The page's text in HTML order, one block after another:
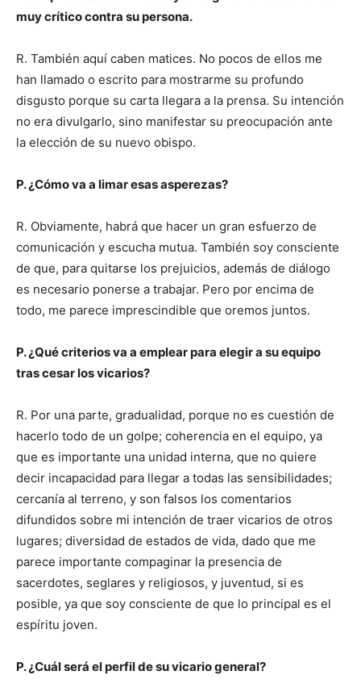
muy crítico contra su persona.
R. También aquí caben matices. No pocos de ellos me
han llamado o escrito para mostrarme su profundo
disgusto porque su carta llegara a la prensa. Su intención
no era divulgarlo, sino manifestar su preocupación ante
la elección de su nuevo obispo.
P. ¿Cómo va a limar esas asperezas?
R. Obviamente, habrá que hacer un gran esfuerzo de
comunicación y escucha mutua. También soy consciente
de que, para quitarse los prejuicios, además de diálogo
es necesario ponerse a trabajar. Pero por encima de
todo, me parece imprescindible que oremos juntos.
P. ¿Qué criterios va a emplear para elegir a su equipo
tras cesar los vicarios?
R. Por una parte, gradualidad, porque no es cuestión de
hacerlo todo de un golpe; coherencia en el equipo, ya
que es importante una unidad interna, que no quiere
decir incapacidad para llegar a todas las sensibilidades;
cercanía al terreno, y son falsos los comentarios
difundidos sobre mi intención de traer vicarios de otros
lugares; diversidad de estados de vida, dado que me
parece importante compaginar la presencia de
sacerdotes, seglares y religiosos, y juventud, si es
posible, ya que soy consciente de que lo principal es el
espíritu joven.
P. ¿Cuál será el perfil de su vicario general?